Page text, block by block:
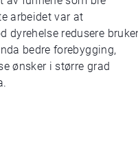
arbeidet var at
dyrehelse redusere
bedre forebygging,
ønsker i større grad